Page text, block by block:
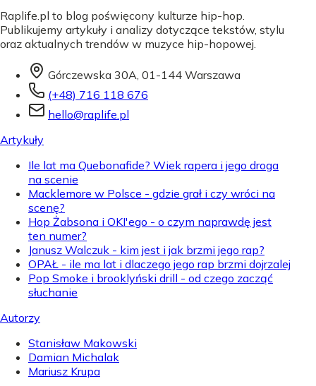
Raplife.pl to blog poświęcony kulturze hip-hop.
Publikujemy artykuły i analizy dotyczące tekstów, stylu
oraz aktualnych trendów w muzyce hip-hopowej.
Górczewska 30A, 01-144 Warszawa
(+48) 716 118 676
hello@raplife.pl
Artykuły
Ile lat ma Quebonafide? Wiek rapera i jego droga
na scenie
Macklemore w Polsce - gdzie grał i czy wróci na
scenę?
Hop Żabsona i OKI'ego - o czym naprawdę jest
ten numer?
Janusz Walczuk - kim jest i jak brzmi jego rap?
OPAŁ - ile ma lat i dlaczego jego rap brzmi dojrzalej
Pop Smoke i brooklyński drill - od czego zacząć
słuchanie
Autorzy
Stanisław Makowski
Damian Michalak
Mariusz Krupa